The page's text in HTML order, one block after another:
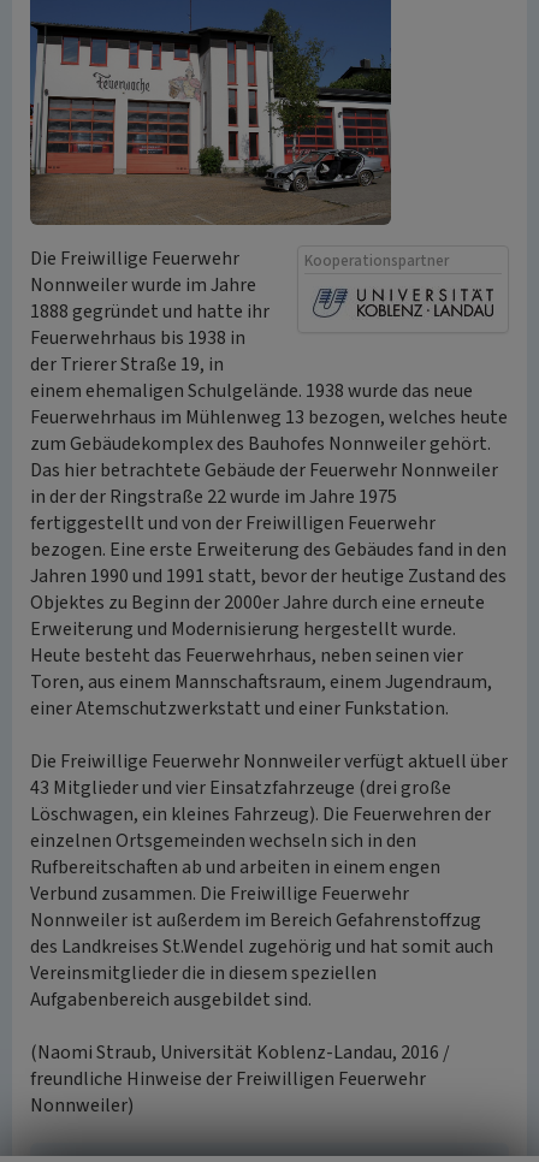
Kooperationspartner
Die Freiwillige Feuerwehr
Nonnweiler wurde im Jahre
1888 gegründet und hatte ihr
Feuerwehrhaus bis 1938 in
der Trierer Straße 19, in
einem ehemaligen Schulgelände. 1938 wurde das neue
Feuerwehrhaus im Mühlenweg 13 bezogen, welches heute
zum Gebäudekomplex des Bauhofes Nonnweiler gehört.
Das hier betrachtete Gebäude der Feuerwehr Nonnweiler
in der der Ringstraße 22 wurde im Jahre 1975
fertiggestellt und von der Freiwilligen Feuerwehr
bezogen. Eine erste Erweiterung des Gebäudes fand in den
Jahren 1990 und 1991 statt, bevor der heutige Zustand des
Objektes zu Beginn der 2000er Jahre durch eine erneute
Erweiterung und Modernisierung hergestellt wurde.
Heute besteht das Feuerwehrhaus, neben seinen vier
Toren, aus einem Mannschaftsraum, einem Jugendraum,
einer Atemschutzwerkstatt und einer Funkstation.
Die Freiwillige Feuerwehr Nonnweiler verfügt aktuell über
43 Mitglieder und vier Einsatzfahrzeuge (drei große
Löschwagen, ein kleines Fahrzeug). Die Feuerwehren der
einzelnen Ortsgemeinden wechseln sich in den
Rufbereitschaften ab und arbeiten in einem engen
Verbund zusammen. Die Freiwillige Feuerwehr
Nonnweiler ist außerdem im Bereich Gefahrenstoffzug
des Landkreises St.Wendel zugehörig und hat somit auch
Vereinsmitglieder die in diesem speziellen
Aufgabenbereich ausgebildet sind.
(Naomi Straub, Universität Koblenz-Landau, 2016 /
freundliche Hinweise der Freiwilligen Feuerwehr
Nonnweiler)